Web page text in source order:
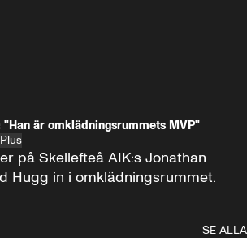
"Han är omklädningsrummets MVP"
Plus
på Skellefteå AIK:s Jonathan
Hugg in i omklädningsrummet.
SE ALLA